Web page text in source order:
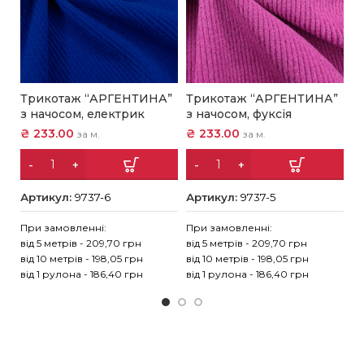
Трикотаж “АРГЕНТИНА”
з начосом, електрик
₴ 233.00 за м.
Артикул:9737-6
При замовленні:
від 5 метрів - 209,70 грн
від 10 метрів - 198,05 грн
від 1 рулона - 186,40 грн
Трикотаж “АРГЕНТИНА”
з начосом, фуксія
₴ 233.00 за м.
Артикул: 9737-5
При замовленні:
від 5 метрів - 209,70 грн
від 10 метрів - 198,05 грн
від 1 рулона - 186,40 грн